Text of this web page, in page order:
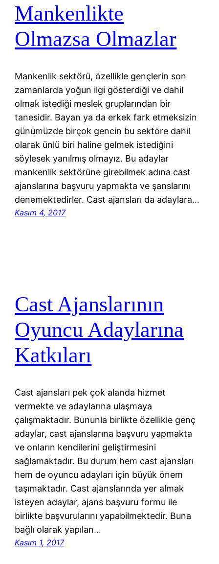
Mankenlikte
Olmazsa Olmazlar
Mankenlik sektörü, özellikle gençlerin son
zamanlarda yoğun ilgi gösterdiği ve dahil
olmak istediği meslek gruplarından bir
tanesidir. Bayan ya da erkek fark etmeksizin
günümüzde birçok gencin bu sektöre dahil
olarak ünlü biri haline gelmek istediğini
söylesek yanılmış olmayız. Bu adaylar
mankenlik sektörüne girebilmek adına cast
ajanslarına başvuru yapmakta ve şanslarını
denemektedirler. Cast ajansları da adaylara…
Kasım 4, 2017
Cast Ajanslarının
Oyuncu Adaylarına
Katkıları
Cast ajansları pek çok alanda hizmet
vermekte ve adaylarına ulaşmaya
çalışmaktadır. Bununla birlikte özellikle genç
adaylar, cast ajanslarına başvuru yapmakta
ve onların kendilerini geliştirmesini
sağlamaktadır. Bu durum hem cast ajansları
hem de oyuncu adayları için büyük önem
taşımaktadır. Cast ajanslarında yer almak
isteyen adaylar, ajans başvuru formu ile
birlikte başvurularını yapabilmektedir. Buna
bağlı olarak yapılan…
Kasım 1, 2017